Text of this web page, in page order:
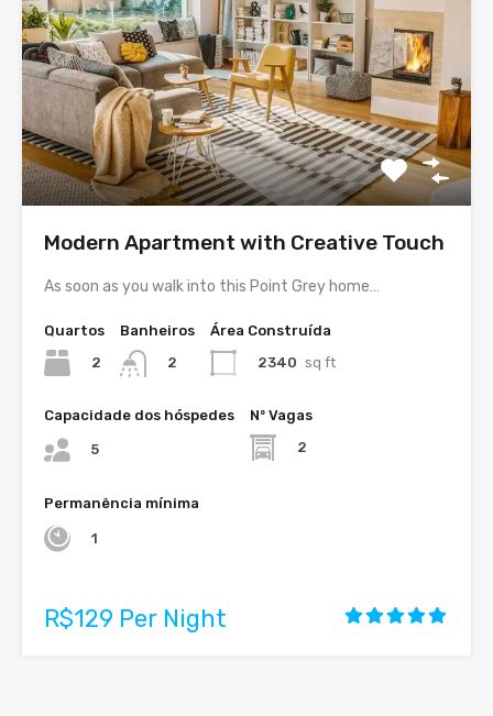
Modern Apartment with Creative Touch
As soon as you walk into this Point Grey home…
Quartos
2
Banheiros
2
Área Construída
2340 sq ft
Capacidade dos hóspedes
5
Nº Vagas
2
Permanência mínima
1
R$129 Per Night